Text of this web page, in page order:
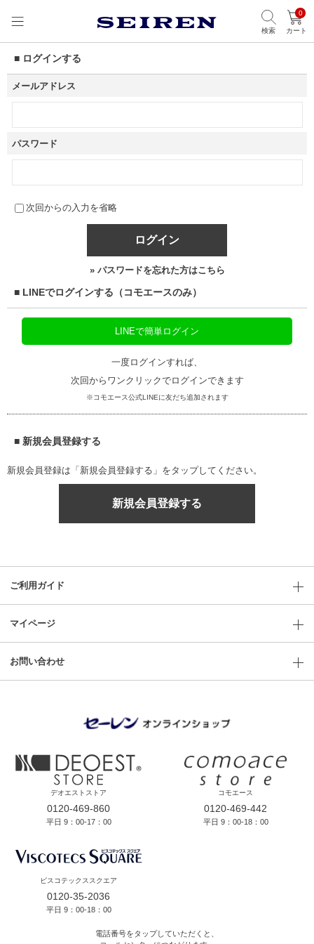
検索
0
カート
■ ログインする
メールアドレス
パスワード
次回からの入力を省略
ログイン
» パスワードを忘れた方はこちら
■ LINEでログインする（コモエースのみ）
LINEで簡単ログイン
一度ログインすれば、
次回からワンクリックでログインできます
※コモエース公式LINEに友だち追加されます
■ 新規会員登録する
新規会員登録は「新規会員登録する」をタップしてください。
新規会員登録する
ご利用ガイド
マイページ
お問い合わせ
デオエストストア
0120-469-860
平日 9：00-17：00
コモエース
0120-469-442
平日 9：00-18：00
ビスコテックススクエア
0120-35-2036
平日 9：00-18：00
電話番号をタップしていただくと、